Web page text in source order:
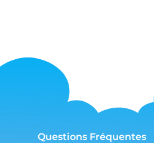
Questions Fréquentes